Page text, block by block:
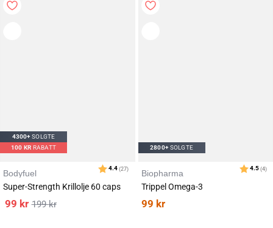
Karakter:
4300+SOLGTE
100 KR RABATT
Bodyfuel
Super-Strength Krillolje 60 caps
199kr
99 kr
2800+SOLGTE
Biopharma
Trippel Omega-3
99 kr